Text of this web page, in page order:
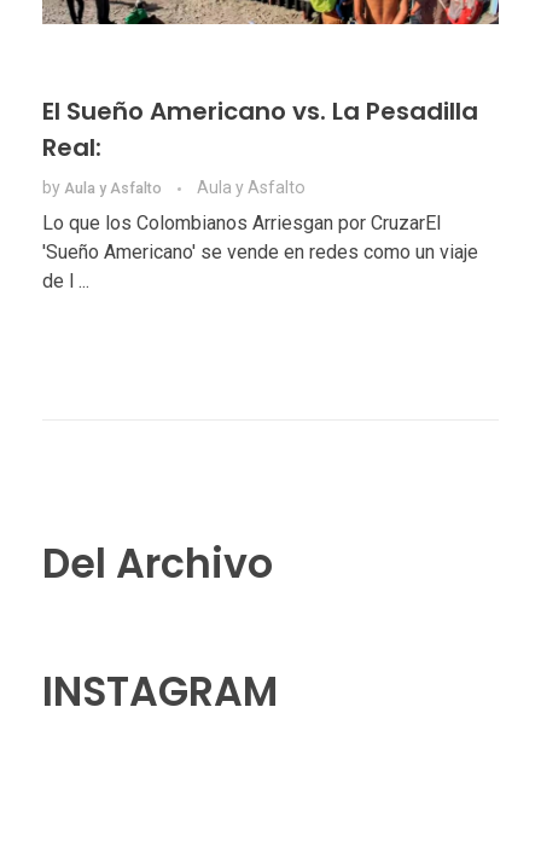
El Sueño Americano vs. La Pesadilla
Real:
by Aula y Asfalto Aula y Asfalto
Lo que los Colombianos Arriesgan por CruzarEl
'Sueño Americano' se vende en redes como un viaje
de l ...
Del Archivo
INSTAGRAM